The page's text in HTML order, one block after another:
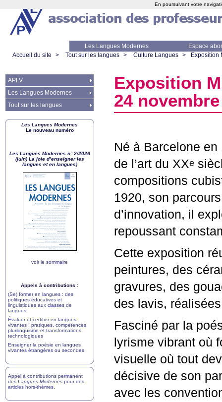
Les Langues Modernes
Espace
Accueil du site
> Tout sur les langues > Culture Langues > Exposition
Exposition
24 novembre
Né à Barcelone
de l’art du XXe
compositions
1920, son
d’innovation, il
repoussant
Cette exposition
peintures, des
gravures, des
des lavis,
Fasciné par la
lyrisme vibrant où
visuelle où tout
décisive de son
avec les
APLV
Les Langues Modernes
Tout sur les langues
Les Langues Modernes
Le nouveau numéro
Les Langues Modernes n° 2/2026
(juin) La joie d’enseigner les
langues et en langues)
voir le sommaire
Appels à contributions :
(Se) former en langues : des
politiques éducatives et
linguistiques aux classes de
langues
Évaluer et certifier en langues
vivantes : pratiques, compétences,
plurilinguisme et transformations
technologiques
Enseigner la poésie en langues
vivantes étrangères ou secondes
Appel à contributions permanent
des Langues Modernes pour des
articles hors-thèmes
En poursuivant votre